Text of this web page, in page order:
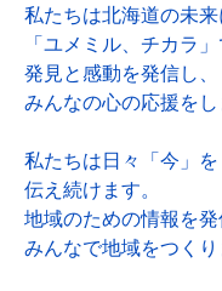
私たちは北海道の未
「ユメミル、チカラ」
発見と感動を発信し、
みんなの心の応援をし
私たちは日々「今」を
伝え続けます。
地域のための情報を発
みんなで地域をつくり